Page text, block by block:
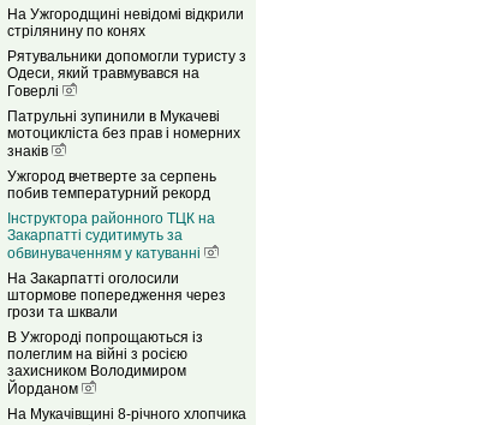
На Ужгородщині невідомі відкрили
стрілянину по конях
Рятувальники допомогли туристу з
Одеси, який травмувався на
Говерлі
Патрульні зупинили в Мукачеві
мотоцикліста без прав і номерних
знаків
Ужгород вчетверте за серпень
побив температурний рекорд
Інструктора районного ТЦК на
Закарпатті судитимуть за
обвинуваченням у катуванні
На Закарпатті оголосили
штормове попередження через
грози та шквали
В Ужгороді попрощаються із
полеглим на війні з росією
захисником Володимиром
Йорданом
На Мукачівщині 8-річного хлопчика